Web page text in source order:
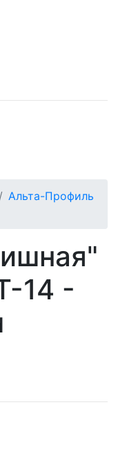
Альта-Профиль
14 -